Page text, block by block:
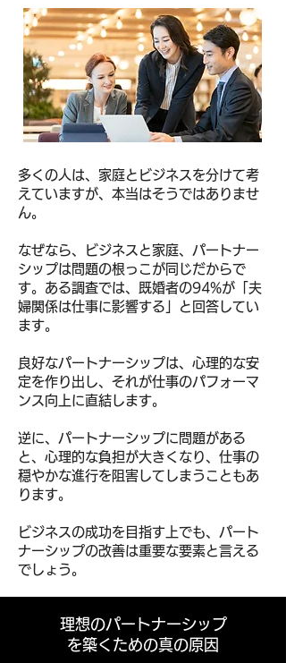
多くの人は、家庭とビジネスを分けて考
えていますが、 本当はそうではありませ
ん。
なぜなら、ビジネスと家庭、パートナー
シップは問題の根っこが同じだからで
す。 ある調査では、既婚者の94%が「夫
婦関係は仕事に影響する」と回答してい
ます。
良好なパートナーシップは、心理的な安
定を作り出し、それが仕事のパフォーマ
ンス向上に直結します。
逆に、パートナーシップに問題がある
と、心理的な負担が大きくなり、仕事の
穏やかな進行を阻害してしまうこともあ
ります。
ビジネスの成功を目指す上でも、 パート
ナーシップの改善は重要な要素と言える
でしょう。
理想のパートナーシップ
を築くための真の原因